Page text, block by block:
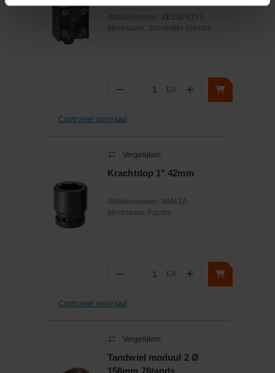
Artikelnummer: XE2SP4151
Merknaam: Schneider-Electric
− Aantal
EA +
Controleer voorraad
Vergelijken
Krachtdop 1" 42mm
Artikelnummer: NM42A
Merknaam: Facom
− Aantal
EA +
Controleer voorraad
Vergelijken
Tandwiel moduul 2 Ø
156mm 76tands